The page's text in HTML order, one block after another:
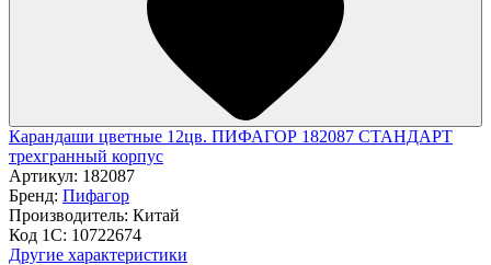
Карандаши цветные 12цв. ПИФАГОР 182087 СТАНДАРТ
трехгранный корпус
Артикул: 182087
Бренд: Пифагор
Производитель: Китай
Код 1С: 10722674
Другие характеристики